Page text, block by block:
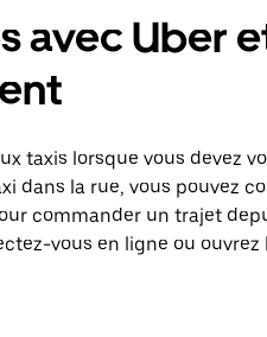
avec Uber
taxis lorsque vous devez
dans la rue, vous pouvez
commander un trajet
vous en ligne ou ouvrez